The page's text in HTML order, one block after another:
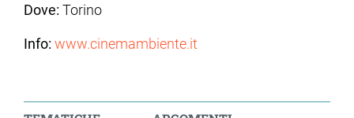
Dove: Torino
Info: www.cinemambiente.it